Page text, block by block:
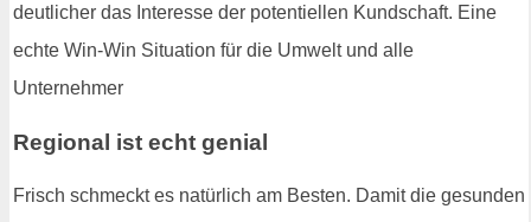
deutlicher das Interesse der potentiellen Kundschaft. Eine
echte Win-Win Situation für die Umwelt und alle
Unternehmer
Regional ist echt genial
Frisch schmeckt es natürlich am Besten. Damit die gesunden